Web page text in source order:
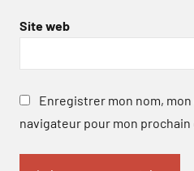
Site web
Enregistrer mon nom,
navigateur pour mon prochain